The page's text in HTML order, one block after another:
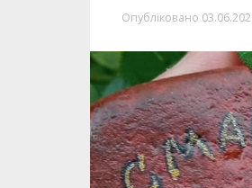
Опубліковано